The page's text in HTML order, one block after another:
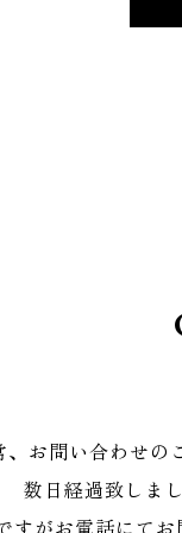
、お問い合わせの
数日経過致しま
すがお電話にて